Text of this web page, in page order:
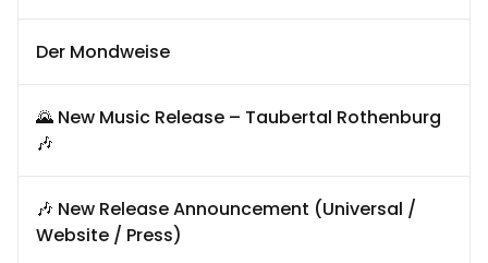
Der Mondweise
🌄 New Music Release – Taubertal Rothenburg
🎶
🎶 New Release Announcement (Universal /
Website / Press)